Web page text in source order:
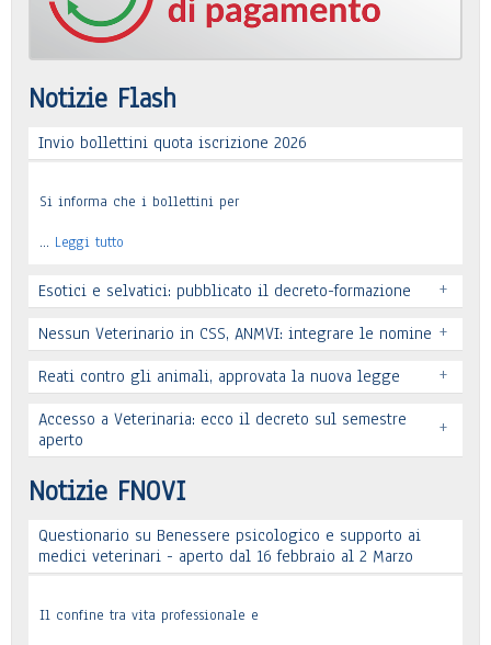
Notizie Flash
Invio bollettini quota iscrizione 2026
Si informa che i bollettini per
… Leggi tutto
Esotici e selvatici: pubblicato il decreto-formazione +
Leggi tutto
Nessun Veterinario in CSS, ANMVI: integrare le nomine +
Leggi tutto
Reati contro gli animali, approvata la nuova legge +
Leggi tutto
Accesso a Veterinaria: ecco il decreto sul semestre
aperto
+
Leggi tutto
Notizie FNOVI
Questionario su Benessere psicologico e supporto ai
medici veterinari - aperto dal 16 febbraio al 2 Marzo
Il confine tra vita professionale e